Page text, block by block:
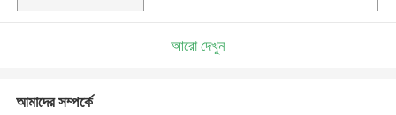
আরো দেখুন
আমাদের সম্পর্কে